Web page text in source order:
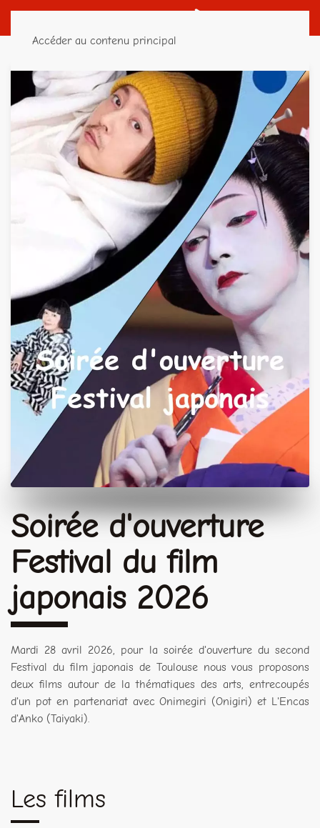
Accéder au contenu principal
Soirée d'ouverture
Festival du film
japonais 2026
Mardi 28 avril 2026, pour la soirée d'ouverture du second
Festival du film japonais de Toulouse nous vous proposons
deux films autour de la thématiques des arts, entrecoupés
d'un pot en partenariat avec Onimegiri (Onigiri) et L'Encas
d'Anko (Taiyaki).
Les films